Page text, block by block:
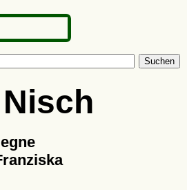
Suchen